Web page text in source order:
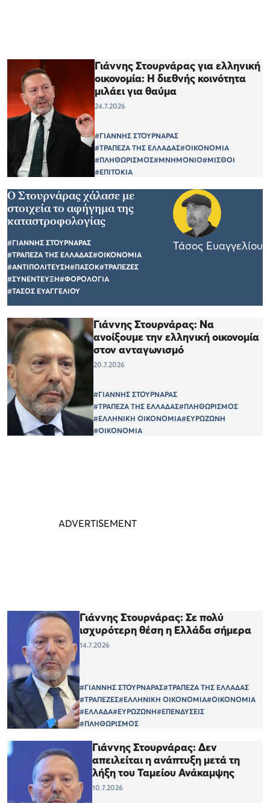
Γιάννης Στουρνάρας για ελληνική
οικονομία: Η διεθνής κοινότητα
μιλάει για θαύμα
24.7.2026
#ΓΙΑΝΝΗΣ ΣΤΟΥΡΝΑΡΑΣ
#ΤΡΑΠΕΖΑ ΤΗΣ ΕΛΛΑΔΑΣ#ΟΙΚΟΝΟΜΙΑ
#ΠΛΗΘΩΡΙΣΜΟΣ#ΜΝΗΜΟΝΙΟ#ΜΙΣΘΟΙ
#ΕΠΙΤΟΚΙΑ
Ο Στουρνάρας χάλασε με
στοιχεία το αφήγημα της
καταστροφολογίας
#ΓΙΑΝΝΗΣ ΣΤΟΥΡΝΑΡΑΣ
#ΤΡΑΠΕΖΑ ΤΗΣ ΕΛΛΑΔΑΣ#ΟΙΚΟΝΟΜΙΑ
#ΑΝΤΙΠΟΛΙΤΕΥΣΗ#ΠΑΣΟΚ#ΤΡΑΠΕΖΕΣ
#ΣΥΝΕΝΤΕΥΞΗ#ΦΟΡΟΛΟΓΙΑ
#ΤΑΣΟΣ ΕΥΑΓΓΕΛΙΟΥ
Τάσος Ευαγγελίου
Γιάννης Στουρνάρας: Να
ανοίξουμε την ελληνική οικονομία
στον ανταγωνισμό
20.7.2026
#ΓΙΑΝΝΗΣ ΣΤΟΥΡΝΑΡΑΣ
#ΤΡΑΠΕΖΑ ΤΗΣ ΕΛΛΑΔΑΣ#ΠΛΗΘΩΡΙΣΜΟΣ
#ΕΛΛΗΝΙΚΗ ΟΙΚΟΝΟΜΙΑ#ΕΥΡΩΖΩΝΗ
#ΟΙΚΟΝΟΜΙΑ
Γιάννης Στουρνάρας: Σε πολύ
ισχυρότερη θέση η Ελλάδα σήμερα
14.7.2026
#ΓΙΑΝΝΗΣ ΣΤΟΥΡΝΑΡΑΣ#ΤΡΑΠΕΖΑ ΤΗΣ ΕΛΛΑΔΑΣ
#ΤΡΑΠΕΖΕΣ#ΕΛΛΗΝΙΚΗ ΟΙΚΟΝΟΜΙΑ#ΟΙΚΟΝΟΜΙΑ
#ΕΛΛΑΔΑ#ΕΥΡΩΖΩΝΗ#ΕΠΕΝΔΥΣΕΙΣ
#ΠΛΗΘΩΡΙΣΜΟΣ
Γιάννης Στουρνάρας: Δεν
απειλείται η ανάπτυξη μετά τη
λήξη του Ταμείου Ανάκαμψης
10.7.2026